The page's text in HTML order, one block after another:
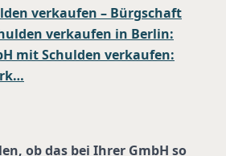
verkaufen – Bürgschaft
verkaufen in Berlin:
mit Schulden verkaufen:
ob das bei Ihrer GmbH so